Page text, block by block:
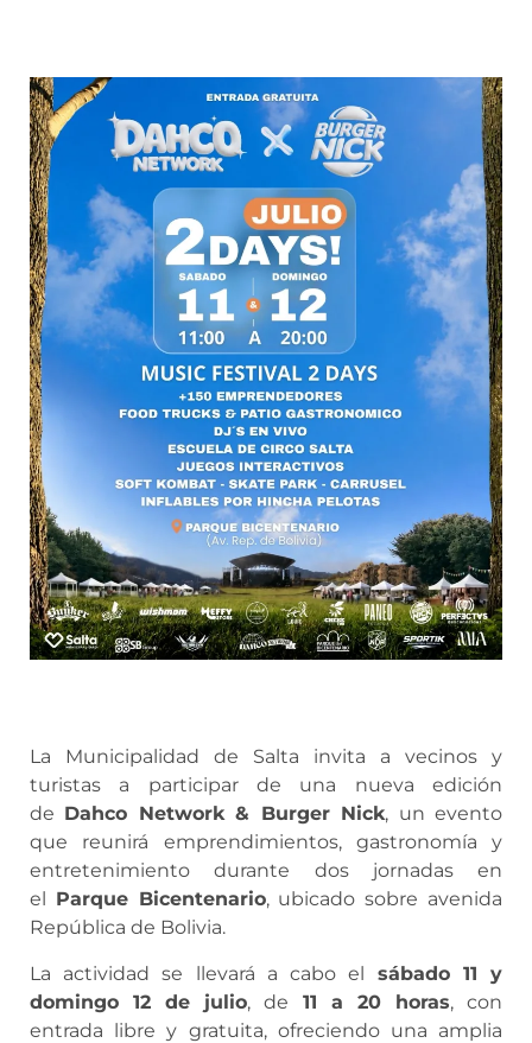
La Municipalidad de Salta invita a vecinos y
turistas a participar de una nueva edición
de Dahco Network & Burger Nick, un evento
que reunirá emprendimientos, gastronomía y
entretenimiento durante dos jornadas en
el Parque Bicentenario, ubicado sobre avenida
República de Bolivia.
La actividad se llevará a cabo el sábado 11 y
domingo 12 de julio, de 11 a 20 horas, con
entrada libre y gratuita, ofreciendo una amplia